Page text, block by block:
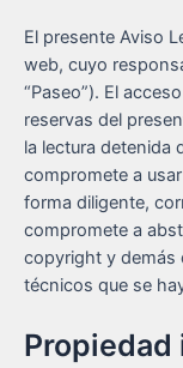
El presente Aviso
web, cuyo
“Paseo”). El
reservas del
la lectura detenida
compromete a
forma diligente,
compromete a
copyright y demás
técnicos que se